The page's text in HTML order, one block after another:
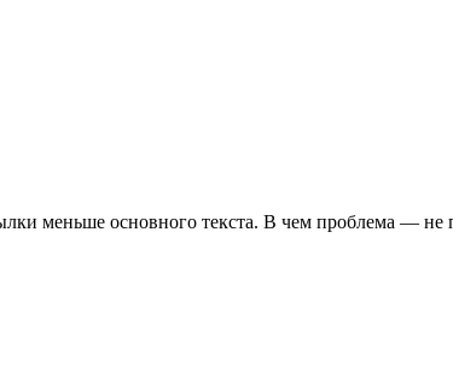
меньше основного текста. В чем проблема — не